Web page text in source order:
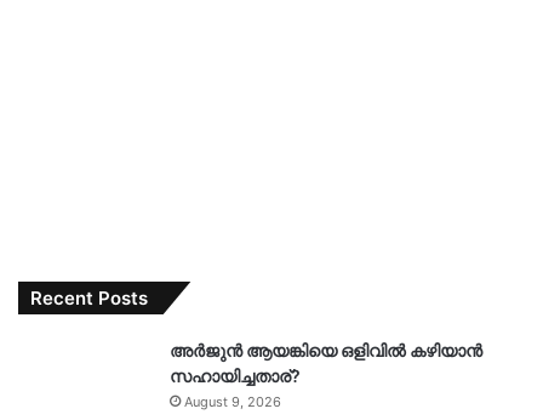
Recent Posts
അർജുൻ ആയങ്കിയെ ഒളിവിൽ കഴിയാൻ
സഹായിച്ചതാര്?
August 9, 2026